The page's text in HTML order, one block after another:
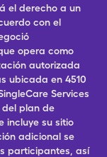
el derecho a un
con el
opera como
autorizada
ubicada en 4510
Services
del plan de
incluye su sitio
adicional se
participantes, así